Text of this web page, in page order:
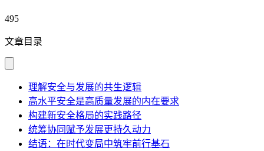
495
文章目录
理解安全与发展的共生逻辑
高水平安全是高质量发展的内在要求
构建新安全格局的实践路径
统筹协同赋予发展更持久动力
结语：在时代变局中筑牢前行基石